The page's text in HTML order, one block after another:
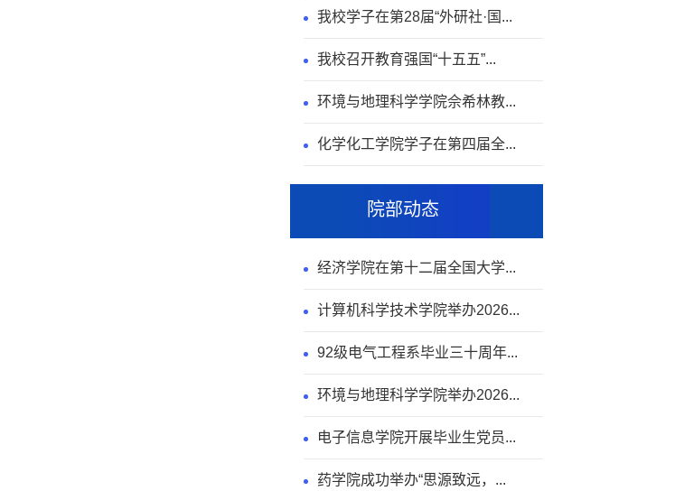
我校学子在第28届“外研社·国...
我校召开教育强国“十五五”...
环境与地理科学学院佘希林教...
化学化工学院学子在第四届全...
院部动态
经济学院在第十二届全国大学...
计算机科学技术学院举办2026...
92级电气工程系毕业三十周年...
环境与地理科学学院举办2026...
电子信息学院开展毕业生党员...
药学院成功举办“思源致远，...